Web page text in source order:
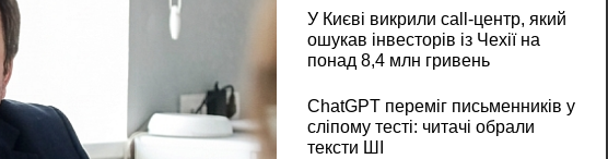
У Києві викрили call-центр, який
ошукав інвесторів із Чехії на
понад 8,4 млн гривень
ChatGPT переміг письменників у
сліпому тесті: читачі обрали
тексти ШІ